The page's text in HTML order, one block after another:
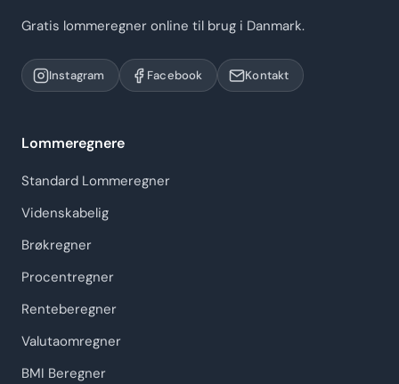
Gratis lommeregner online til brug i Danmark.
Instagram Facebook Kontakt
Lommeregnere
Standard Lommeregner
Videnskabelig
Brøkregner
Procentregner
Renteberegner
Valutaomregner
BMI Beregner